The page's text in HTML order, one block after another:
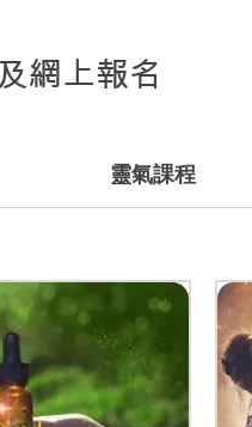
網上報名
靈氣課程